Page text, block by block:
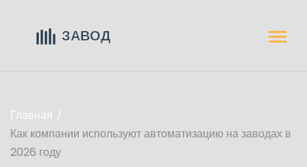
Главная
Как компании используют автоматизацию на заводах в
2026 году